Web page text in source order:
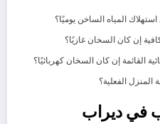
المياه الساخن يوميًا؟
إن كان السخان غازيًا؟
القائمة إن كان السخان كهربائيًا؟
الفعلية؟
في ديراب